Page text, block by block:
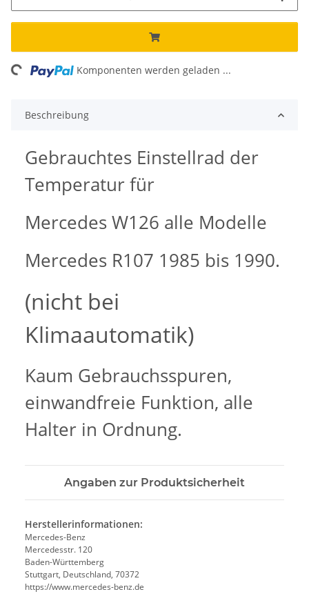
Komponenten werden geladen ...
Beschreibung
Gebrauchtes Einstellrad der
Temperatur für
Mercedes W126 alle Modelle
Mercedes R107 1985 bis 1990.
(nicht bei
Klimaautomatik)
Kaum Gebrauchsspuren,
einwandfreie Funktion, alle
Halter in Ordnung.
Angaben zur Produktsicherheit
Herstellerinformationen:
Mercedes-Benz
Mercedesstr. 120
Baden-Württemberg
Stuttgart, Deutschland, 70372
https://www.mercedes-benz.de